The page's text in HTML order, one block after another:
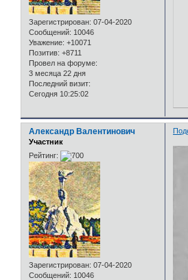
Зарегистрирован: 07-04-2020
Сообщений: 10046
Уважение: +10071
Позитив: +8711
Провел на форуме:
3 месяца 22 дня
Последний визит:
Сегодня 10:25:02
Александр Валентинович
Участник
Рейтинг:
Зарегистрирован: 07-04-2020
Сообщений: 10046